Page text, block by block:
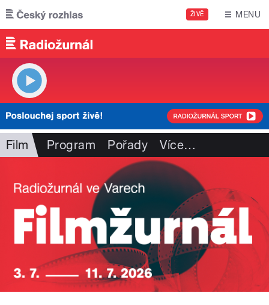
Přejít k hlavnímu obsahu
ŽIVĚ MENU
Film Program Pořady Více…